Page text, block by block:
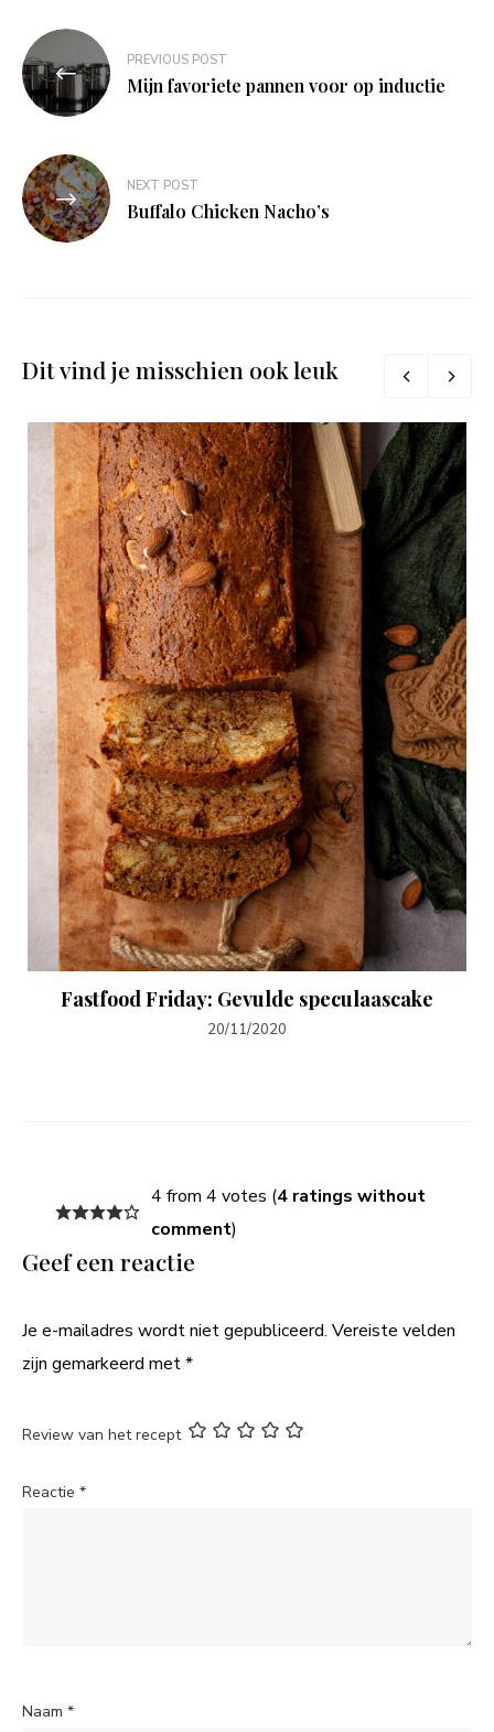
Bericht
navigatie
PREVIOUS POST
Mijn favoriete pannen voor op inductie
NEXT POST
Buffalo Chicken Nacho’s
Dit vind je misschien ook leuk
Fastfood Friday: Gevulde speculaascake
20/11/2020
4 from 4 votes (4 ratings without
comment)
Geef een reactie
Je e-mailadres wordt niet gepubliceerd. Vereiste velden
zijn gemarkeerd met*
Review van het recept
Reactie *
Naam *